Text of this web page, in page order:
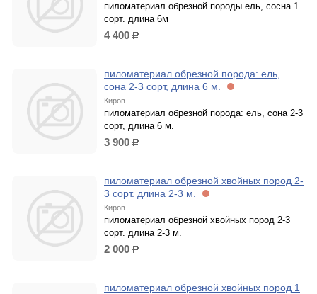
пиломатериал обрезной породы ель, сосна 1
сорт. длина 6м
4 400 р.
пиломатериал обрезной порода: ель,
сона 2-3 сорт, длина 6 м.
Киров
пиломатериал обрезной порода: ель, сона 2-3
сорт, длина 6 м.
3 900 р.
пиломатериал обрезной хвойных пород 2-
3 сорт. длина 2-3 м.
Киров
пиломатериал обрезной хвойных пород 2-3
сорт. длина 2-3 м.
2 000 р.
пиломатериал обрезной хвойных пород 1